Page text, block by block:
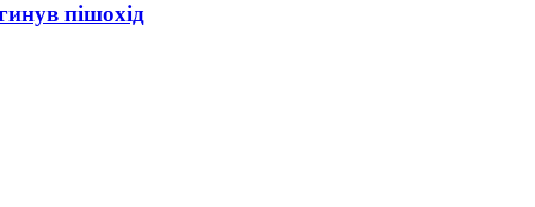
пішохід